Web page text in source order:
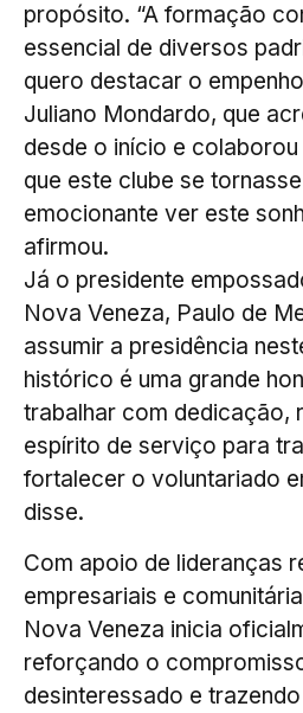
propósito. “A formação
essencial de diversos
quero destacar o
Juliano Mondardo, que
desde o início e
que este clube se
emocionante ver este
afirmou.
Já o presidente
Nova Veneza, Paulo de
assumir a presidência
histórico é uma grande
trabalhar com dedicação,
espírito de serviço para
fortalecer o voluntariado
disse.
Com apoio de lideranças
empresariais e
Nova Veneza inicia
reforçando o
desinteressado e